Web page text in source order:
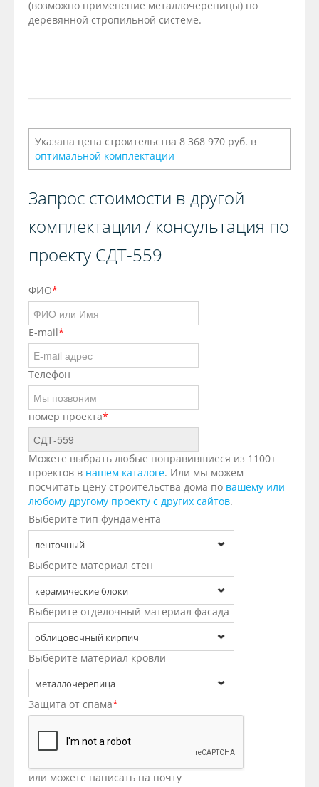
(возможно применение металлочерепицы) по
деревянной стропильной системе.
Указана цена строительства 8 368 970 руб. в
оптимальной комплектации
Запрос стоимости в другой
комплектации / консультация по
проекту СДТ-559
ФИО*
E-mail*
Телефон
номер проекта*
Можете выбрать любые понравившиеся из 1100+
проектов в нашем каталоге. Или мы можем
посчитать цену строительства дома по вашему или
любому другому проекту с других сайтов.
Выберите тип фундамента
ленточный
Выберите материал стен
керамические блоки
Выберите отделочный материал фасада
облицовочный кирпич
Выберите материал кровли
металлочерепица
Защита от спама*
или можете написать на почту